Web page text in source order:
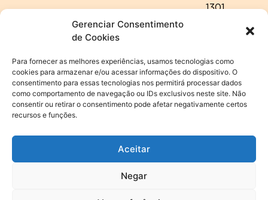
Gerenciar Consentimento
de Cookies
Para fornecer as melhores experiências, usamos tecnologias como
cookies para armazenar e/ou acessar informações do dispositivo. O
consentimento para essas tecnologias nos permitirá processar dados
como comportamento de navegação ou IDs exclusivos neste site. Não
consentir ou retirar o consentimento pode afetar negativamente certos
recursos e funções.
Aceitar
Negar
1301
© 2024 Hannover Fondue | Todos os direitos reservados. |
Política de privacidade